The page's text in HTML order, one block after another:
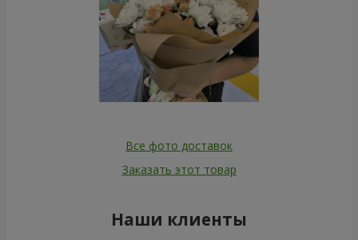
Все фото доставок
Заказать этот товар
Наши клиенты